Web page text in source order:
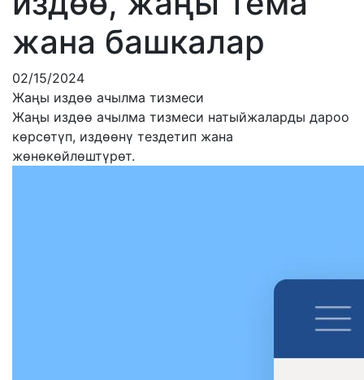
жана башкалар
02/15/2024
Жаңы издөө ачылма тизмеси
Жаңы издөө ачылма тизмеси натыйжаларды дароо
көрсөтүп, издөөнү тездетип жана
жөнөкөйлөштүрөт.